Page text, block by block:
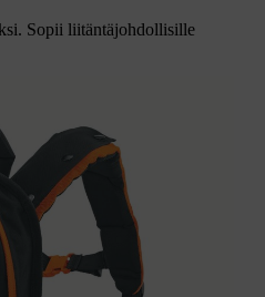
Sopii liitäntäjohdollisille